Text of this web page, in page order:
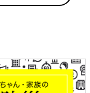
ために調査をして
ですか？
母乳に近づけ、母
ンス」に取り組み